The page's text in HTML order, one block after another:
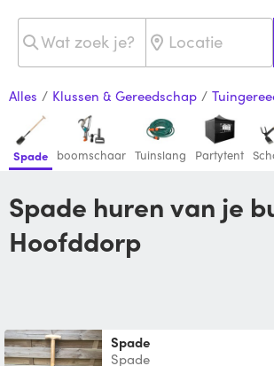
Alles / Klussen & Gereedschap /
Spade boomschaar Tuinslang Partytent
Spade huren van je buren in
Hoofddorp
Spade
Spade